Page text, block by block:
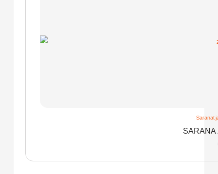
Saranat
SARANA